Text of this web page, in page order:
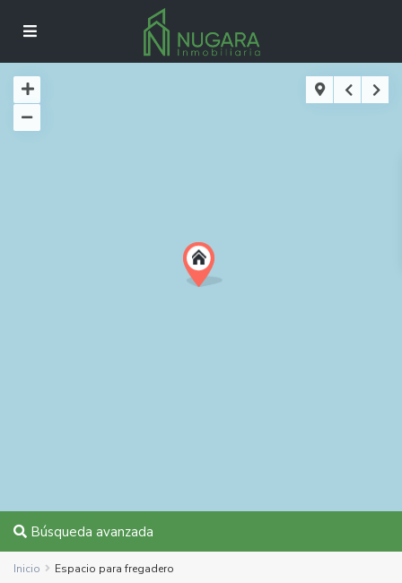
Búsqueda avanzada
Inicio Espacio para fregadero